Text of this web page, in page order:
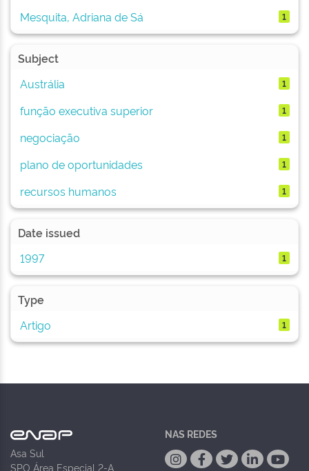
Mesquita, Adriana de Sá 1
Subject
Austrália
1
função executiva superior 1
negociação 1
plano de oportunidades 1
recursos humanos 1
Date issued
1997
1
Type
Artigo
1
Asa Sul
SPO Área Especial 2-A
NAS REDES